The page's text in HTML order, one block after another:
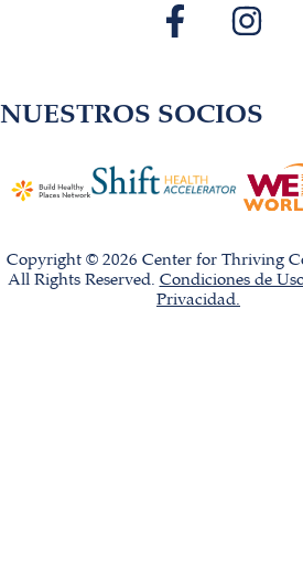
NUESTROS SOCIOS
Copyright © 2026 Center for Thriving
All Rights Reserved. Condiciones de
Privacidad.